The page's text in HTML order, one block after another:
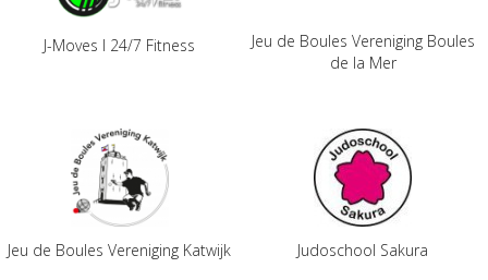
J-Moves I 24/7 Fitness
Jeu de Boules Vereniging Boules
de la Mer
Jeu de Boules Vereniging Katwijk Judoschool Sakura